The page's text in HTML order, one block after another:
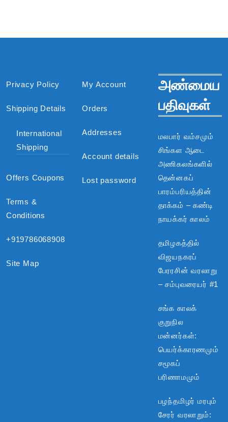
Privacy Policy
Shipping Details
International
Shipping
Offers Coupons
Terms &
Conditions
+919786068908
Site Map
My Account
Orders
Addresses
Account details
Lost password
அண்மைய
பதிவுகள்
மலபார் வம்சமும்
சிங்கள ஆடை
அணிகலங்களில்
தென்னகப்
பாரம்பரியத்தின்
தாக்கம் – கண்டி
நாயக்கர் காலம்
தமிழகத்தில்
விஜயநகரப்
பேரரசின் வரலாறு
– சம்புவரையர் #1
சங்க காலக்
குறுநில
மன்னர்கள்:
பெயர்க்காரணமும்
சமூகப்
பரிணாமமும்
பழந்தமிழர் மரபும்
சேரர் வரலாறும்: